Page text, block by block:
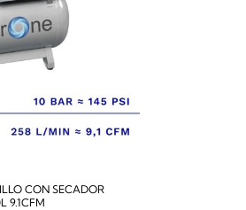
CON SECADOR
9.1CFM